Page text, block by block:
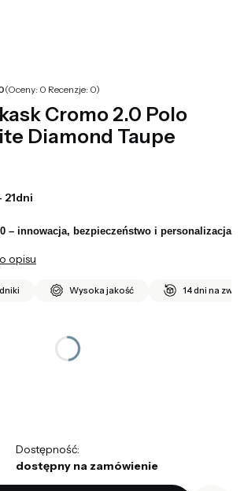
(Oceny: 0 Recenzje: 0)
Cromo 2.0 Polo
Diamond Taupe
21dni
– innowacja, bezpieczeństwo i personalizacja
opisu
Wysoka jakość 14 dni na
Dostępność:
dostępny na zamówienie